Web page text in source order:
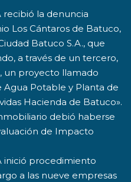
recibió la denuncia
Los Cántaros de Batuco,
Batuco S.A., que
a través de un tercero,
un proyecto llamado
Agua Potable y Planta de
Hacienda de Batuco».
debió haberse
de Impacto
inició procedimiento
a las nueve empresas